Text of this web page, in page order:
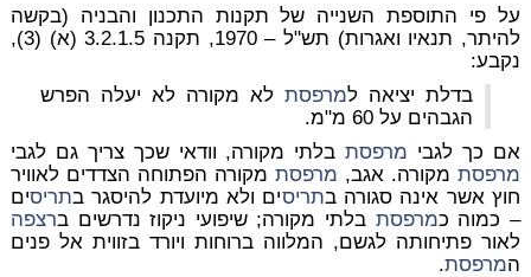
על פי התוספת השנייה של תקנות התכנון והבניה (בקשה
להיתר, תנאיו ואגרות) תש"ל – 1970, תקנה 3.2.1.5 (א) (3),
נקבע:
בדלת יציאה למרפסתלא מקורה לא יעלה הפרש
הגבהים על 60 מ"מ.
אם כך לגבי מרפסתבלתי מקורה, וודאי שכך צריך גם לגבי
מרפסתמקורה. אגב, מרפסת מקורה הפתוחה הצדדים לאוויר
חוץ אשר אינה סגורה בתריסים ולא מיועדת להיסגר בתריסים
– כמוה כמרפסת בלתי מקורה; שיפועי ניקוז נדרשים ברצפה
לאור פתיחותה לגשם, המלווה ברוחות ויורד בזווית אל פנים
המרפסת.